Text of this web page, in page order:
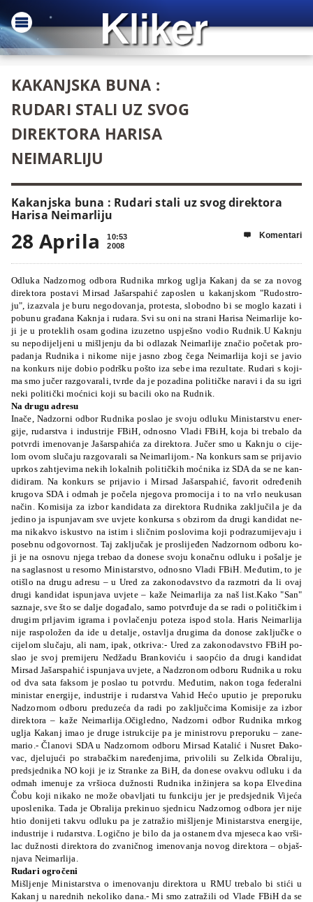
KAKANJSKA BUNA :
RUDARI STALI UZ SVOG
DIREKTORA HARISA
NEIMARLIJU
Kakanjska buna : Rudari stali uz svog direktora
Harisa Neimarliju
28 Aprila
10:53
2008
 Komentari
Odlu­ka Nad­zor­nog odbo­ra Ru­dni­ka mrkog uglja Ka­kanj da se za no­vog
di­re­kto­ra pos­ta­vi Mir­sad Ja­šar­spa­hić za­po­slen u ka­kanj­skom "Ru­dos­tro­
ju", iza­zva­la je bu­ru ne­go­do­va­nja, pro­tes­ta, slo­bo­dno bi se mo­glo ka­za­ti i
po­bu­nu gra­đa­na Ka­knja i ru­da­ra. Svi su oni na stra­ni Ha­ri­sa Ne­imar­li­je ko­
ji je u pro­te­klih osam go­di­na izu­ze­tno us­pje­šno vo­dio Ru­dnik.U Ka­knju
su ne­po­di­je­lje­ni u miš­lje­nju da bi odla­zak Ne­imar­li­je zna­čio po­če­tak pro­
pa­da­nja Ru­dni­ka i ni­ko­me ni­je ja­sno zbog če­ga Ne­imar­li­ja ko­ji se ja­vio
na kon­kurs ni­je do­bio po­dršku po­što iza se­be ima re­zul­ta­te. Ru­da­ri s ko­ji­
ma smo ju­čer raz­go­va­ra­li, tvrde da je po­za­di­na po­li­ti­čke na­ra­vi i da su igri
ne­ki po­li­ti­čki mo­ćni­ci ko­ji su ba­ci­li oko na Ru­dnik.
Na dru­gu adre­su
Ina­če, Nad­zor­ni odbor Ru­dni­ka po­slao je svo­ju odlu­ku Mi­nis­tar­stvu ener­
gi­je, ru­dar­stva i in­dus­tri­je FBiH, odno­sno Vla­di FBiH, ko­ja bi tre­ba­lo da
pot­vrdi ime­no­va­nje Ja­šar­spa­hi­ća za di­re­kto­ra. Ju­čer smo u Ka­knju o ci­je­
lom ovom slu­ča­ju raz­go­va­ra­li sa Ne­imar­li­jom.- Na kon­kurs sam se pri­ja­vio
uprkos zah­tje­vi­ma ne­kih lo­kal­nih po­li­ti­čkih mo­ćni­ka iz SDA da se ne kan­
di­di­ram. Na kon­kurs se pri­ja­vio i Mir­sad Ja­šar­spa­hić, fa­vo­rit odre­đe­nih
kru­go­va SDA i odmah je po­če­la nje­go­va pro­mo­ci­ja i to na vrlo neu­ku­san
na­čin. Ko­mi­si­ja za izbor kan­di­da­ta za di­re­kto­ra Ru­dni­ka za­klju­či­la je da
je­di­no ja ispu­nja­vam sve uvje­te kon­kur­sa s ob­zi­rom da dru­gi kan­di­dat ne­
ma ni­ka­kvo is­kus­tvo na is­tim i sli­čnim po­slo­vi­ma ko­ji po­dra­zu­mi­je­va­ju i
po­se­bnu od­go­vor­nost. Taj za­klju­čak je pro­sli­je­đen Nad­zor­nom odbo­ru ko­
ji je na osno­vu nje­ga tre­bao da do­ne­se svo­ju ko­na­čnu odlu­ku i po­ša­lje je
na sa­gla­snost u re­sor­no Mi­nis­tar­stvo, odno­sno Vla­di FBiH. Me­đu­tim, to je
oti­šlo na dru­gu adre­su – u Ured za za­ko­no­dav­stvo da ra­zmo­tri da li ovaj
dru­gi kan­di­dat ispu­nja­va uvje­te – ka­že Ne­imar­li­ja za naš list.Ka­ko "San"
sa­zna­je, sve što se da­lje do­ga­đa­lo, sa­mo pot­vrđu­je da se ra­di o po­li­ti­čkim i
dru­gim prlja­vim igra­ma i po­vla­če­nju po­te­za ispod sto­la. Ha­ris Ne­imar­li­ja
ni­je ra­spo­lo­žen da ide u de­ta­lje, os­tav­lja dru­gi­ma da do­no­se za­klju­čke o
ci­je­lom slu­ča­ju, ali nam, ipak, ot­kri­va:- Ured za za­ko­no­dav­stvo FBiH po­
slao je svoj pre­mi­je­ru Ne­dža­du Bran­ko­vi­ću i sao­pćio da dru­gi kan­di­dat
Mir­sad Ja­šar­spa­hić ispu­nja­va uvje­te, a Nad­zro­nom odbo­ru Ru­dni­ka u ro­ku
od dva sa­ta fa­ksom je po­slao tu pot­vrdu. Me­đu­tim, na­kon to­ga fe­de­ral­ni
mi­nis­tar ener­gi­je, in­dus­tri­je i ru­dar­stva Va­hid He­ćo upu­tio je pre­po­ru­ku
Nad­zor­nom odbo­ru pre­du­ze­ća da ra­di po za­klju­čci­ma Ko­mi­si­je za izbor
di­re­kto­ra – ka­že Ne­imar­li­ja.Oči­gle­dno, Nad­zor­ni odbor Ru­dni­ka mrkog
uglja Ka­kanj imao je dru­ge is­tru­kci­je pa je mi­nis­tro­vu pre­po­ru­ku – za­ne­
ma­rio.- Čla­no­vi SDA u Nad­zor­nom odbo­ru Mir­sad Ka­ta­lić i Nu­sret Đa­ko­
vac, dje­lu­ju­ći po stra­ba­čkim na­re­đe­nji­ma, pri­vo­li­li su Zel­ki­da Obra­li­ju,
pred­sje­dni­ka NO ko­ji je iz Stran­ke za BiH, da do­ne­se ova­kvu odlu­ku i da
odmah ime­nu­je za vrši­oca du­žnos­ti Ru­dni­ka in­ži­nje­ra sa ko­pa El­ve­dina
Čobu ko­ji ni­ka­ko ne mo­že obav­lja­ti tu fun­kci­ju jer je pred­sje­dnik Vi­je­ća
upo­sle­ni­ka. Ta­da je Obra­li­ja pre­ki­nuo sje­dni­cu Nad­zor­nog odbo­ra jer ni­je
htio do­ni­je­ti ta­kvu odlu­ku pa je za­tra­žio miš­lje­nje Mi­nis­tar­stva ener­gi­je,
in­dus­tri­je i ru­dar­stva. Lo­gi­čno je bi­lo da ja os­ta­nem dva mje­se­ca kao vrši­
lac du­žnos­ti di­re­kto­ra do zva­ni­čnog ime­no­va­nja no­vog di­re­kto­ra – objaš­
nja­va Ne­imar­li­ja.
Ru­da­ri ogro­če­ni
Miš­lje­nje Mi­nis­tar­stva o ime­no­va­nju di­re­kto­ra u RMU tre­ba­lo bi sti­ći u
Ka­kanj u na­re­dnih ne­ko­li­ko da­na.- Mi smo za­tra­ži­li od Vla­de FBiH da se